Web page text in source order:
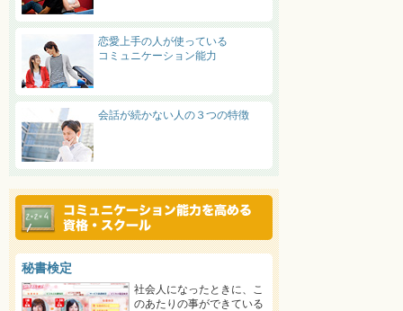
恋愛上手の人が使っている
コミュニケーション能力
会話が続かない人の３つの特徴
秘書検定
社会人になったときに、こ
のあたりの事ができている